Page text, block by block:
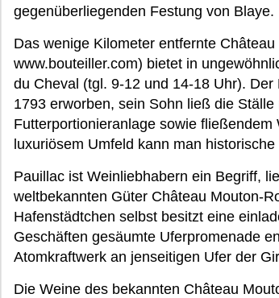
gegenüberliegenden Festung von Blaye.
Das wenige Kilometer entfernte
www.bouteiller.com) bietet in
du Cheval (tgl. 9-12 und 14-18 Uhr).
1793 erworben, sein Sohn ließ die
Futterportionieranlage sowie
luxuriösem Umfeld kann man
Pauillac ist Weinliebhabern ein Begriff,
weltbekannten Güter Château Mouton-
Hafenstädtchen selbst besitzt eine
Geschäften gesäumte Uferpromenade
Atomkraftwerk an jenseitigen Ufer der
Die Weine des bekannten Château